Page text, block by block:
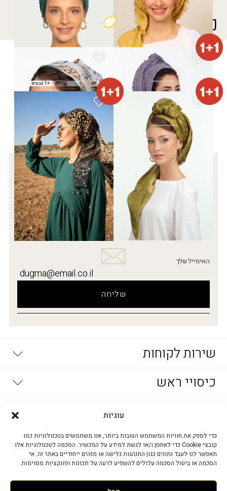
עוגיות
כדי לספק את חוויות המשתמש הטובות ביותר, אנו משתמשים בטכנולוגיות כמו
קובצי Cookie כדי לאחסן ו/או לגשת למידע על המכשיר. הסכמה לטכנולוגיות אלו
תאפשר לנו לעבד נתונים כגון התנהגות גלישה או מזהים ייחודיים באתר זה. אי
הסכמה או ביטול הסכמה עלולים להשפיע לרעה על תכונות ופונקציות מסוימות.
נצפה לאחרונה
מטפחת אשכול
₪170.00
מטפחת גושרים
₪25.00
+1 צבעים
מטפחת הגרה
₪140.00
מטפחת טלאור
₪190.00
רוצה להתעדכן לפני כולן?
על כל האתר
בהרשמה לניוזלטר
בואי להתעדכן בחדשות הכי מפנקות שתקבלי במייל
האימייל שלך
שירות לקוחות
דרושים
חנויות קמיליון
מדיניות החלפה- אתר
מדיניות משלוחים
כיסויי ראש
פשמינות
כובעים וקסקטים
בובי, נפחים וסרטי החלקה
בנדנות
שמלות ערב
שמלות
חולצות
חצאיות
שרוולונים ועליוניות
בייסיק
חולצות בסיס
תחתיות
טייצים
אביזרי אופנה